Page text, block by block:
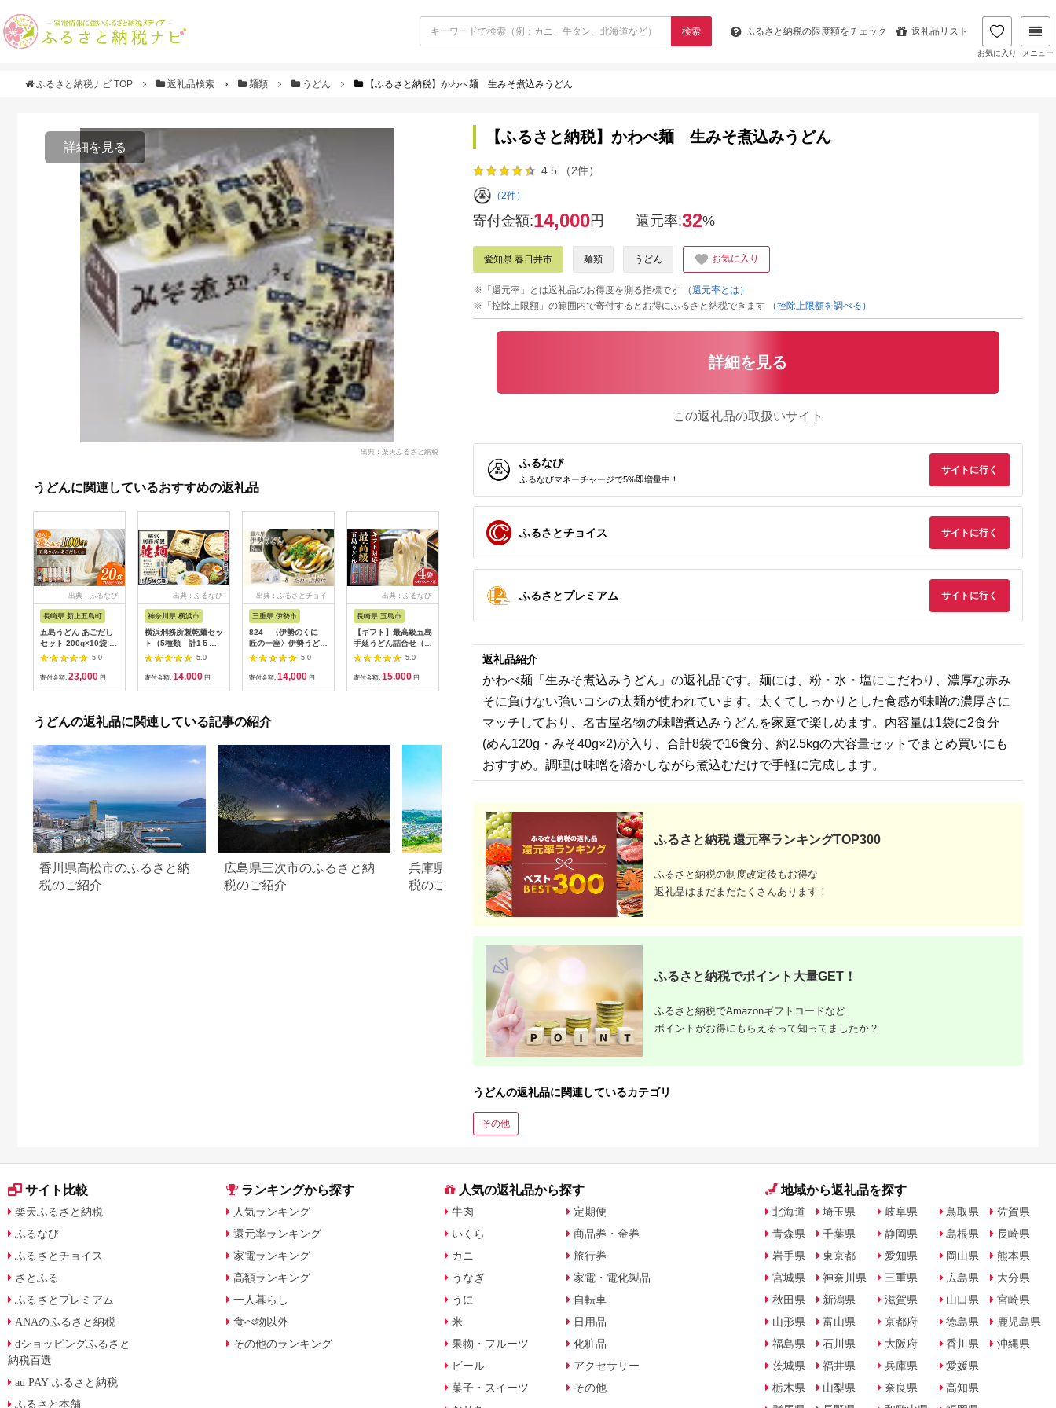
検索 ふるさと納税の限度額をチェック 返礼品リスト
お気に入り メニュー
ふるさと納税ナビ TOP 返礼品検索 麺類 うどん 【ふるさと納税】かわべ麺 生みそ煮込みうどん
詳細を見る
出典：楽天ふるさと納税
うどんに関連しているおすすめの返礼品
出典：ふるなび
長崎県 新上五島町
五島うどん あごだし
セット 200g×10袋 乾
麺 麺 うどん 五島うど
ん あご あごだし だし
スープ 塩 椿 椿油
5.0
寄付金額: 23,000 円
出典：ふるなび
神奈川県 横浜市
横浜刑務所製乾麺セッ
ト（5種類 計1５個
入り） AEH0001
5.0
寄付金額: 14,000 円
出典：ふるさとチョイ
三重県 伊勢市
824 〈伊勢のくに
匠の一座〉伊勢うど
ん （8食入） 5.0
寄付金額: 14,000 円
出典：ふるなび
長崎県 五島市
【ギフト】最高級五島
手延うどん詰合せ（黒
和紙4袋） 五島市/中
本製麺[PCR021] 五島
うどん
5.0
寄付金額: 15,000 円
出典：ふるさとチョイ
80g(1人前)×20袋
5.0
寄付金額:10,000 円
出典：ふるさと本舗
った小麦で作ったうど
寄付金額:12,000 円
500g×3本セット はち
器 国産 F4H-0070
寄付金額: 23,000円
ん 山水の糸 1袋
寄付金額: 3,000 円
出典：マイナビふるさ
ん 木箱入りタレ付き
袋 1回お届け 伝統製
法認定 稲庭古来うど
ん
寄付金額:18,000
出典：ANAのふるさ
レーうどん 3食セッ
寄付金額:
うどんの返礼品に関連している記事の紹介
香川県高松市のふるさと納
税のご紹介
広島県三次市のふるさと納
税のご紹介
兵庫県 太子町のふるさと納
税のご紹介
愛知県 江南市のふるさと納
税のご紹介
【ふるさと納税】かわべ麺 生みそ煮込みうどん
4.5 （2件）
（2件）
寄付金額:14,000円 還元率:32%
愛知県 春日井市 麺類 うどん お気に入り
※「還元率」とは返礼品のお得度を測る指標です
（還元率とは）
※「控除上限額」の範囲内で寄付するとお得にふるさと納税できます
（控除上限額を調べる）
詳細を見る
この返礼品の取扱いサイト
ふるなび
ふるなびマネーチャージで5%即増量中！
サイトに行く
ふるさとチョイス サイトに行く
ふるさとプレミアム サイトに行く
返礼品紹介
かわべ麺「生みそ煮込みうどん」の返礼品です。麺には、粉・水・塩にこだわり、濃厚な赤み
そに負けない強いコシの太麺が使われています。太くてしっかりとした食感が味噌の濃厚さに
マッチしており、名古屋名物の味噌煮込みうどんを家庭で楽しめます。内容量は1袋に2食分
(めん120g・みそ40g×2)が入り、合計8袋で16食分、約2.5kgの大容量セットでまとめ買いにも
おすすめ。調理は味噌を溶かしながら煮込むだけで手軽に完成します。
ふるさと納税 還元率ランキングTOP300
ふるさと納税の制度改定後もお得な
返礼品はまだまだたくさんあります！
ふるさと納税でポイント大量GET！
ふるさと納税でAmazonギフトコードなど
ポイントがお得にもらえるって知ってましたか？
うどんの返礼品に関連しているカテゴリ
その他
サイト比較
楽天ふるさと納税
ふるなび
ふるさとチョイス
さとふる
ふるさとプレミアム
ANAのふるさと納税
dショッピングふるさと
納税百選
au PAY ふるさと納税
ふるさと本舗
ランキングから探す
人気ランキング
還元率ランキング
家電ランキング
高額ランキング
一人暮らし
食べ物以外
その他のランキング
人気の返礼品から探す
牛肉
いくら
カニ
うなぎ
うに
米
果物・フルーツ
ビール
菓子・スイーツ
定期便
商品券・金券
旅行券
家電・電化製品
自転車
日用品
化粧品
アクセサリー
その他
地域から返礼品を探す
北海道
青森県
岩手県
宮城県
秋田県
山形県
福島県
茨城県
栃木県
埼玉県
千葉県
東京都
神奈川県
新潟県
富山県
石川県
福井県
山梨県
岐阜県
静岡県
愛知県
三重県
滋賀県
京都府
大阪府
兵庫県
奈良県
鳥取県
島根県
岡山県
広島県
山口県
徳島県
香川県
愛媛県
高知県
佐賀県
長崎県
熊本県
大分県
宮崎県
鹿児島県
沖縄県